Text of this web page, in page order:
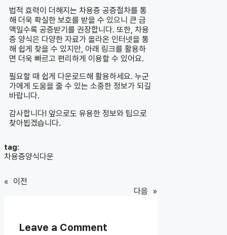
법적 효력이 더해지는 차용증 공증절차를 통
해 더욱 확실한 보호를 받을 수 있으니 큰 금
액일수록 공증받기를 권장합니다. 또한, 차용
증 양식은 다양한 자료가 올라온 인터넷을 통
해 쉽게 찾을 수 있지만, 아래 링크를 활용하
면 더욱 빠르고 편리하게 이용할 수 있어요.
필요할 때 쉽게 다운로드해 활용하세요. 누군
가에게 도움을 줄 수 있는 소중한 정보가 되길
바랍니다.
감사합니다! 앞으로도 유용한 정보와 팁으로
찾아뵙겠습니다.
tag:
차용증양식다운
« 이전
다음 »
Leave a Comment